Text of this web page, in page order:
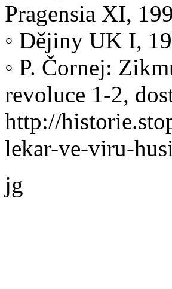
Pragensia XI,
◦ Dějiny UK I,
◦ P. Čornej:
revoluce 1-2,
http://
lekar-ve-viru-
jg